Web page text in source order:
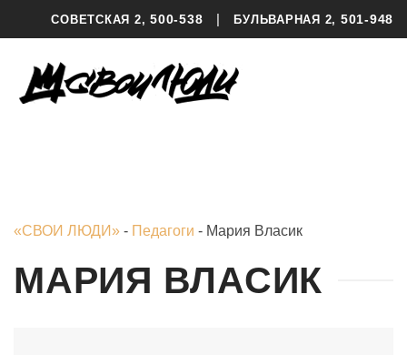
СОВЕТСКАЯ 2, 500-538 | БУЛЬВАРНАЯ 2, 501-948
«СВОИ ЛЮДИ» - Педагоги - Мария Власик
МАРИЯ ВЛАСИК